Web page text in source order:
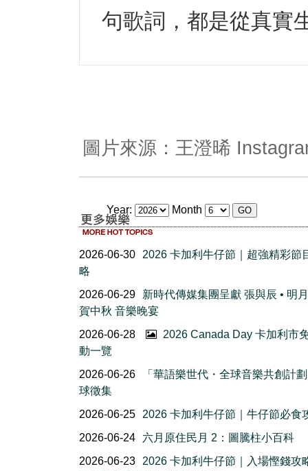
句歌詞，都是從真實
圖片來源：王澄晞
Year: Month
2026-06-30
2026 卡加利牛仔節｜超強精彩節
略
2026-06-29
新時代傳媒集團呈獻 張與辰 • 明
賀中秋 音樂晚宴
2026-06-28
2026 Canada Day 卡加利市
動一覽
2026-06-26
「華語樂世代・全球音樂共創計
球徵集
2026-06-25
2026 卡加利牛仔節｜牛仔節必食
2026-06-24
六月原住民月 2：圖騰柱小百科
2026-06-23
2026 卡加利牛仔節｜入場慳錢攻